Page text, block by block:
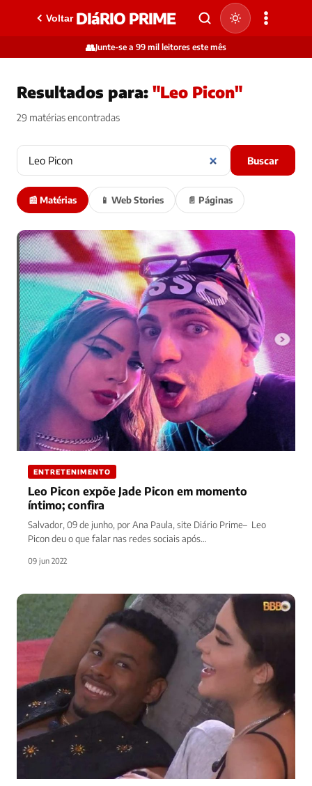
Voltar DIáRIO PRIME
👥Junte-se a 99 mil leitores este mês
Resultados para: "Leo Picon"
29 matérias encontradas
Buscar
📰 Matérias 📱 Web Stories 📄 Páginas
ENTRETENIMENTO
Leo Picon expõe Jade Picon em momento
íntimo; confira
Salvador, 09 de junho, por Ana Paula, site Diário Prime– Leo
Picon deu o que falar nas redes sociais após…
09 jun 2022